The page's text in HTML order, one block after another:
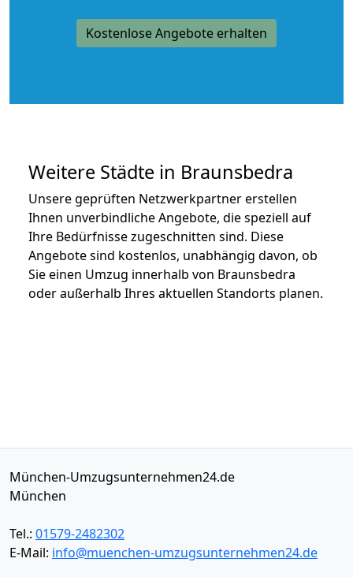
Kostenlose Angebote erhalten
Weitere Städte in Braunsbedra
Unsere geprüften Netzwerkpartner erstellen
Ihnen unverbindliche Angebote, die speziell auf
Ihre Bedürfnisse zugeschnitten sind. Diese
Angebote sind kostenlos, unabhängig davon, ob
Sie einen Umzug innerhalb von Braunsbedra
oder außerhalb Ihres aktuellen Standorts planen.
München-Umzugsunternehmen24.de
München
Tel.: 01579-2482302
E-Mail: info@muenchen-umzugsunternehmen24.de